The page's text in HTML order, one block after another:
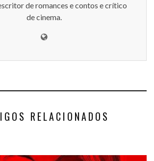
de romances e contos e crítico
de cinema.
RELACIONADOS